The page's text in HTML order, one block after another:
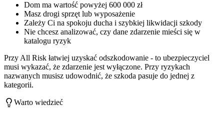
Dom ma wartość powyżej 600 000 zł
Masz drogi sprzęt lub wyposażenie
Zależy Ci na spokoju ducha i szybkiej likwidacji szkody
Nie chcesz analizować, czy dane zdarzenie mieści się w
katalogu ryzyk
Przy All Risk łatwiej uzyskać odszkodowanie - to ubezpieczyciel
musi wykazać, że zdarzenie jest wyłączone. Przy ryzykach
nazwanych musisz udowodnić, że szkoda pasuje do jednej z
kategorii.
Warto wiedzieć